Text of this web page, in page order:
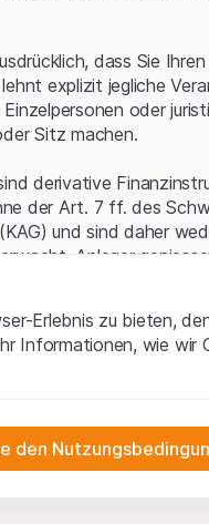
dass Sie
explizit jegliche
oder
Sitz machen.
derivative
der Art. 7 ff. des
und sind daher
Anleger
AG (die "Website")
und
und
Erlebnis zu bieten,
Informationen, wie wir
nicht deaktiviert werden.
den